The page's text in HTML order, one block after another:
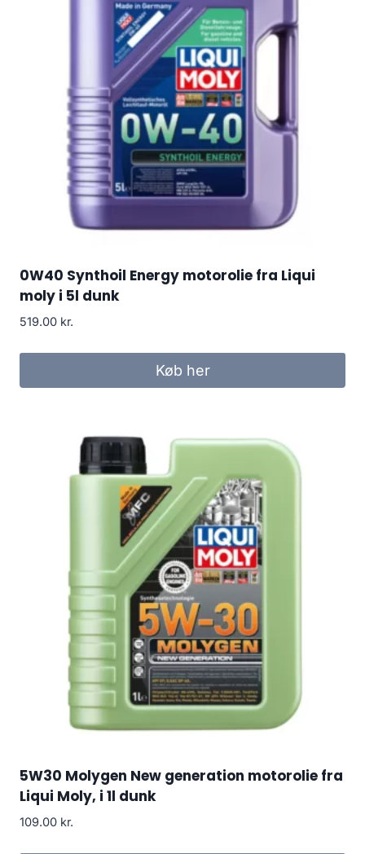
0W40 Synthoil Energy motorolie fra Liqui
moly i 5l dunk
519.00 kr.
Køb her
5W30 Molygen New generation motorolie fra
Liqui Moly, i 1l dunk
109.00 kr.